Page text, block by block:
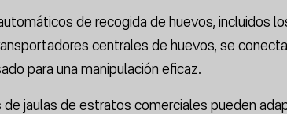
de recogida de huevos, incluidos
centrales de huevos, se
para una manipulación eficaz.
de jaulas de estratos comerciales pueden